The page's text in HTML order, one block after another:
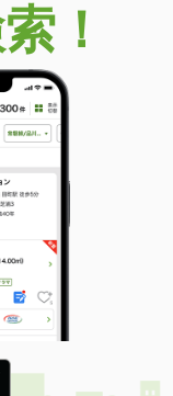
田３
西１
！